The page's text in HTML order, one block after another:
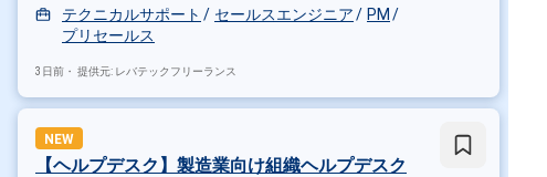
テクニカルサポート
セールスエンジニア
PM
プリセールス
3日前・ 提供元: レバテックフリーランス
NEW
【ヘルプデスク】製造業向け組織ヘルプデスク